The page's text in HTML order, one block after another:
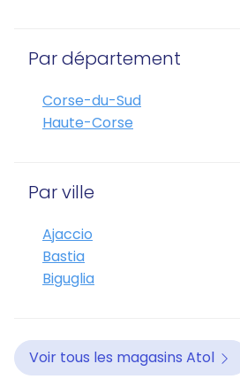
Par département
Corse-du-Sud
Haute-Corse
Par ville
Ajaccio
Bastia
Biguglia
Voir tous les magasins Atol